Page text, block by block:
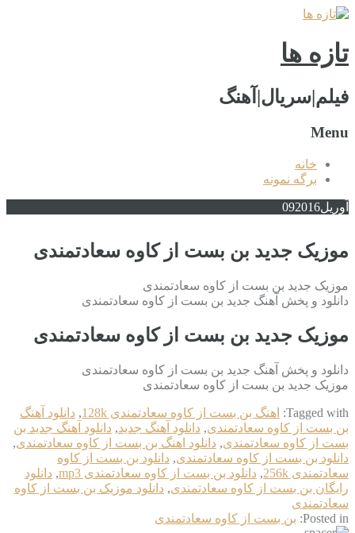
تازه ها
فیلم|سریال|آهنگ
Menu
خانه
برگه نمونه
آوریل 092016
موزیک جدید بن بست از کاوه سعادتمندی
موزیک جدید بن بست از کاوه سعادتمندی
دانلود و پخش آهنگ جدید بن بست از کاوه سعادتمندی
موزیک جدید بن بست از کاوه سعادتمندی
دانلود و پخش آهنگ جدید بن بست از کاوه سعادتمندی
موزیک جدید بن بست از کاوه سعادتمندی
Tagged with: اهنگ بن بست از کاوه سعادتمندی 128k , دانلود آهنگ
بن بست از کاوه سعادتمندی, دانلود آهنگ جدید, دانلود آهنگ جدید بن
بست از کاوه سعادتمندی, دانلود اهنگ بن بست از کاوه سعادتمندی,
دانلود بن بست از کاوه سعادتمندی, دانلود بن بست از کاوه
سعادتمندی 256k
, دانلود بن بست از کاوه سعادتمندی mp3 , دانلود
رایگان بن بست از کاوه سعادتمندی, دانلود موزیک بن بست از کاوه
سعادتمندی
Posted in: بن بست از کاوه سعادتمندی